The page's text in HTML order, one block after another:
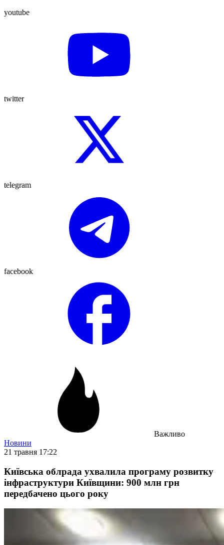
youtube
twitter
telegram
facebook
Важливо
Новини
21 травня 17:22
Київська облрада ухвалила програму розвитку
інфраструктури Київщини: 900 млн грн
передбачено цього року